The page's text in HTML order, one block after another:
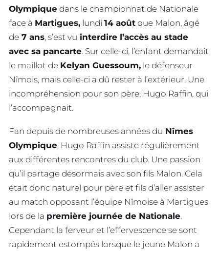
Olympique dans le championnat de Nationale
face à Martigues, lundi 14 août que Malon, âgé
de 7 ans, s’est vu interdire l’accès au stade
avec sa pancarte. Sur celle-ci, l’enfant demandait
le maillot de Kelyan Guessoum, le défenseur
Nîmois, mais celle-ci a dû rester à l’extérieur. Une
incompréhension pour son père, Hugo Raffin, qui
l’accompagnait.
Fan depuis de nombreuses années du Nîmes
Olympique, Hugo Raffin assiste régulièrement
aux différentes rencontres du club. Une passion
qu’il partage désormais avec son fils Malon. Cela
était donc naturel pour père et fils d’aller assister
au match opposant l’équipe Nîmoise à Martigues
lors de la première journée de Nationale.
Cependant la ferveur et l’effervescence se sont
rapidement estompés lorsque le jeune Malon a